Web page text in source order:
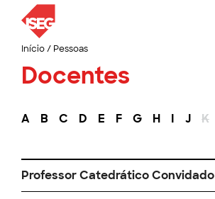
Início/ Pessoas
Docentes
A B C D E F G H I J K
Professor Catedrático Convidado